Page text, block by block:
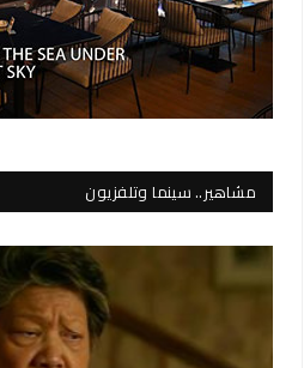
مشاهير.. سينما وتلفزيون